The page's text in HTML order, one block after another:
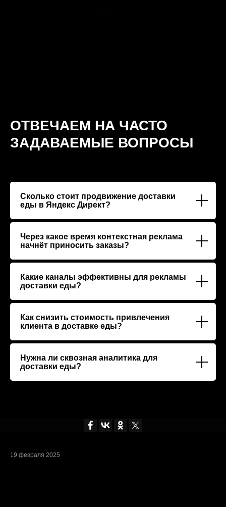
ОТВЕЧАЕМ НА ЧАСТО
ЗАДАВАЕМЫЕ ВОПРОСЫ
Сколько стоит продвижение доставки
еды в Яндекс Директ?
Через какое время контекстная реклама
начнёт приносить заказы?
Какие каналы эффективны для рекламы
доставки еды?
Как снизить стоимость привлечения
клиента в доставке еды?
Нужна ли сквозная аналитика для
доставки еды?
19 февраля 2025